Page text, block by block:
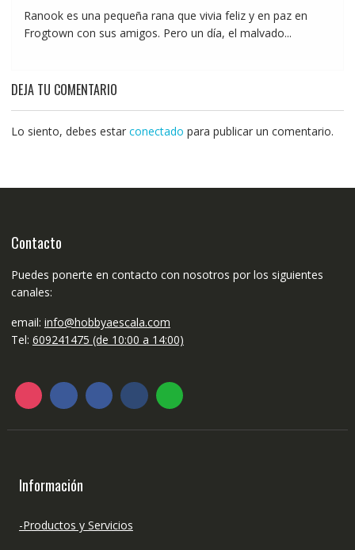
Ranook es una pequeña rana que vivia feliz y en paz en
Frogtown con sus amigos. Pero un día, el malvado...
DEJA TU COMENTARIO
Lo siento, debes estar conectado para publicar un comentario.
Contacto
Puedes ponerte en contacto con nosotros por los siguientes
canales:
email: info@hobbyaescala.com
Tel: 609241475 (de 10:00 a 14:00)
Información
-Productos y Servicios